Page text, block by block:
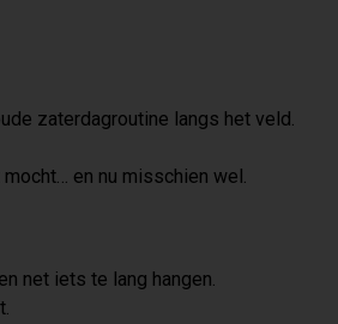
zaterdagroutine langs het veld.
en nu misschien wel.
net iets te lang hangen.